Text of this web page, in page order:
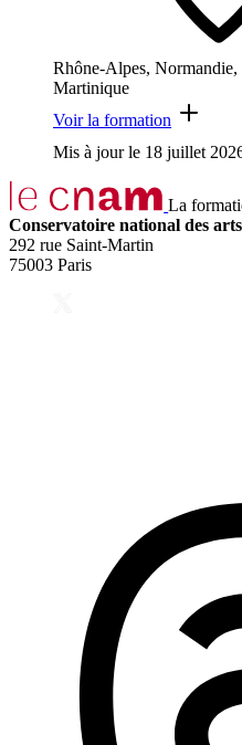
Rhône-Alpes, Normandie,
Martinique
Voir la formation
Mis à jour le 18 juillet
La
Conservatoire national des
292 rue Saint-Martin
75003 Paris